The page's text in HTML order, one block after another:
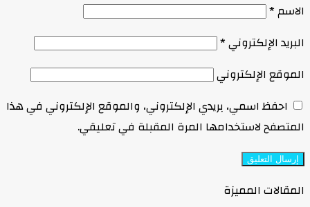
الاسم*
البريد الإلكتروني*
الموقع الإلكتروني
احفظ اسمي، بريدي الإلكتروني، والموقع الإلكتروني في هذا
المتصفح لاستخدامها المرة المقبلة في تعليقي.
المقالات المميزة